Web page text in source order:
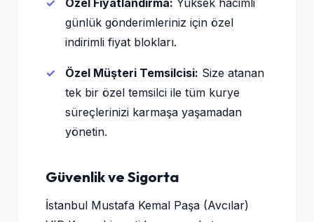
Özel Fiyatlandırma: Yüksek hacimli
günlük gönderimleriniz için özel
indirimli fiyat blokları.
Özel Müşteri Temsilcisi: Size atanan
tek bir özel temsilci ile tüm kurye
süreçlerinizi karmaşa yaşamadan
yönetin.
Güvenlik ve Sigorta
İstanbul Mustafa Kemal Paşa (Avcılar)